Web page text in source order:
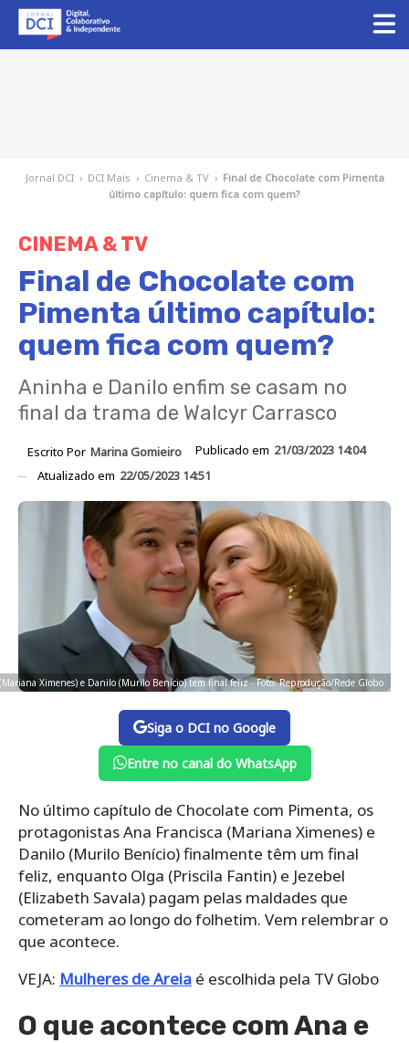
Jornal DCI › DCI Mais › Cinema & TV › Final de Chocolate com Pimenta
último capítulo: quem fica com quem?
CINEMA & TV
Final de Chocolate com
Pimenta último capítulo:
quem fica com quem?
Aninha e Danilo enfim se casam no
final da trama de Walcyr Carrasco
Escrito Por Marina Gomieiro Publicado em 21/03/2023 14:04
Atualizado em 22/05/2023 14:51
Ximenes) e Danilo (Murilo Benício) tem final feliz - Foto: Reprodução/Rede Globo
Siga o DCI no Google
Entre no canal do WhatsApp
No último capítulo de Chocolate com Pimenta, os
protagonistas Ana Francisca (Mariana Ximenes) e
Danilo (Murilo Benício) finalmente têm um final
feliz, enquanto Olga (Priscila Fantin) e Jezebel
(Elizabeth Savala) pagam pelas maldades que
cometeram ao longo do folhetim. Vem relembrar o
que acontece.
VEJA: Mulheres de Areia é escolhida pela TV Globo
O que acontece com Ana e